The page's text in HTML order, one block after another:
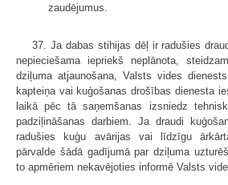
zaudējumus.
37. Ja dabas stihijas dēļ ir radušies
nepieciešama iepriekš neplānota,
dziļuma atjaunošana, Valsts vides
kapteiņa vai kuģošanas drošības dienesta
laikā pēc tā saņemšanas izsniedz
padziļināšanas darbiem. Ja draudi
radušies kuģu avārijas vai līdzīgu
pārvalde šādā gadījumā par dziļuma
to apmēriem nekavējoties informē Valsts